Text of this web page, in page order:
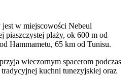
w miejscowości Nebeul
piaszczystej plaży, ok 600 m od
Hammametu, 65 km od Tunisu.
wieczornym spacerom podczas
kuchni tunezyjskiej oraz